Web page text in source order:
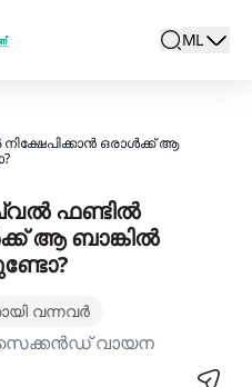
search
Locale
ML
active
ഒരാള്‍ക്ക് ആ
ഫണ്ടില്‍
ആ ബാങ്കില്‍
വന്നവർ
സെക്കൻഡ് വായന